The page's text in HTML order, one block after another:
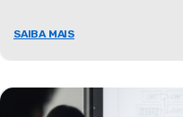
SAIBA MAIS